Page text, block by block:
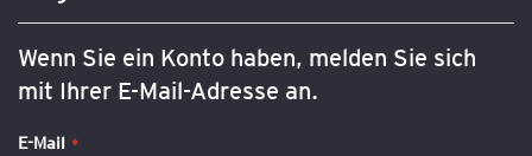
Wenn Sie ein Konto haben, melden Sie sich
mit Ihrer E-Mail-Adresse an.
E-Mail